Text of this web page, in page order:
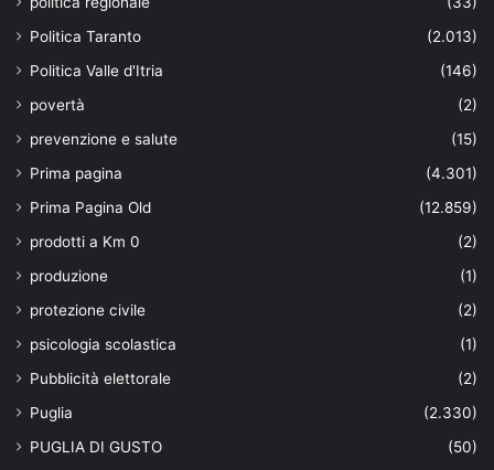
Politica Taranto
(2.013)
Politica Valle d'Itria
(146)
povertà
(2)
prevenzione e salute
(15)
Prima pagina
(4.301)
Prima Pagina Old
(12.859)
prodotti a Km 0
(2)
produzione
(1)
protezione civile
(2)
psicologia scolastica
(1)
Pubblicità elettorale
(2)
Puglia
(2.330)
PUGLIA DI GUSTO
(50)